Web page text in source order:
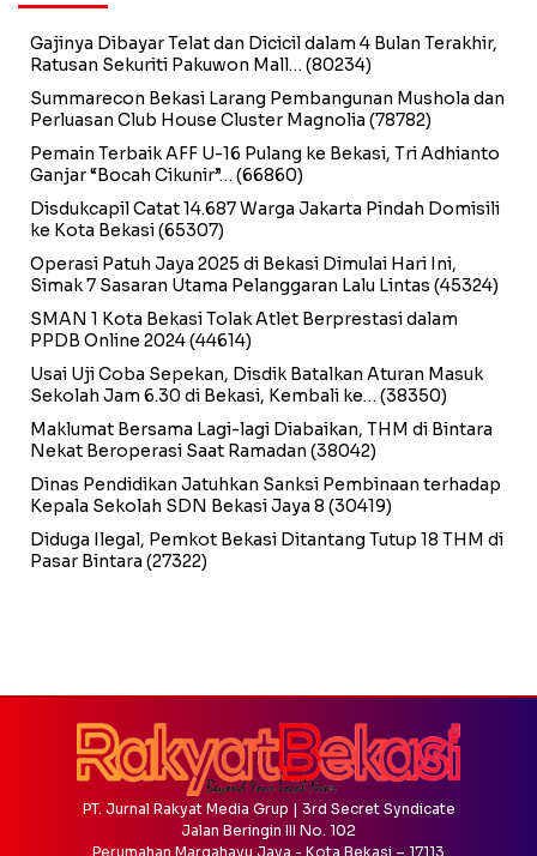
Gajinya Dibayar Telat dan Dicicil dalam 4 Bulan Terakhir,
Ratusan Sekuriti Pakuwon Mall… (80234)
Summarecon Bekasi Larang Pembangunan Mushola dan
Perluasan Club House Cluster Magnolia (78782)
Pemain Terbaik AFF U-16 Pulang ke Bekasi, Tri Adhianto
Ganjar “Bocah Cikunir”… (66860)
Disdukcapil Catat 14.687 Warga Jakarta Pindah Domisili
ke Kota Bekasi(65307)
Operasi Patuh Jaya 2025 di Bekasi Dimulai Hari Ini,
Simak 7 Sasaran Utama Pelanggaran Lalu Lintas (45324)
SMAN 1 Kota Bekasi Tolak Atlet Berprestasi dalam
PPDB Online 2024(44614)
Usai Uji Coba Sepekan, Disdik Batalkan Aturan Masuk
Sekolah Jam 6.30 di Bekasi, Kembali ke… (38350)
Maklumat Bersama Lagi-lagi Diabaikan, THM di Bintara
Nekat Beroperasi Saat Ramadan (38042)
Dinas Pendidikan Jatuhkan Sanksi Pembinaan terhadap
Kepala Sekolah SDN Bekasi Jaya 8 (30419)
Diduga Ilegal, Pemkot Bekasi Ditantang Tutup 18 THM di
Pasar Bintara (27322)
PT. Jurnal Rakyat Media Grup | 3rd Secret Syndicate
Jalan Beringin III No. 102
Perumahan Margahayu Jaya - Kota Bekasi – 17113